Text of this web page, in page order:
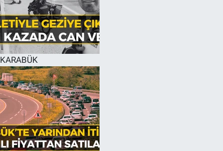
KARABÜK
Süper Lig Puan Durumu ve Fikstür
Tüm Manşetler
Son Dakika Haberleri
Haber Arşivi